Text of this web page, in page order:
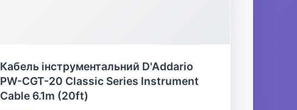
Кабель інструментальний D'Addario
PW-CGT-20 Classic Series Instrument
Cable 6.1m (20ft)